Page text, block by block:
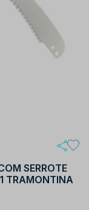
SERROTE
TRAMONTINA